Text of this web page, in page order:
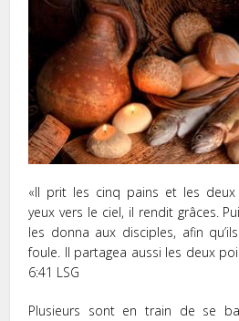
«Il prit les cinq pains et les
yeux vers le ciel, il rendit grâces.
les donna aux disciples, afin
foule. Il partagea aussi les deux
‭6:41‬ ‭LSG‬‬
Plusieurs sont en train de se